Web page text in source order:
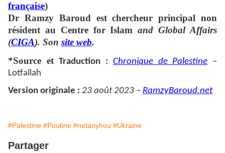
française)
Dr Ramzy Baroud est chercheur principal non
résident au Centre for Islamand Global Affairs
(CIGA). Son site web.
*Source et Traduction : Chronique de Palestine –
Lotfallah
Version originale : 23 août 2023 – RamzyBaroud.net
#Palestine #Poutine #netanyhou #Ukraine
Partager